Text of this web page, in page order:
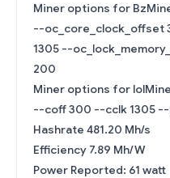
Miner options for
--oc_core_clock_offset
1305 --
200
Miner options for
--coff 300 --cclk 1305
Hashrate 481.20 Mh/s
Efficiency 7.89 Mh/W
Power Reported: 61 watt